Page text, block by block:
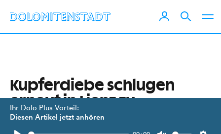
Ihr Dolo Plus Vorteil:
Diesen Artikel jetzt anhören
Kupferdiebe schlugen
erneut in Lienz zu
Zwischen 3. Mai, 17.00 Uhr und 6.